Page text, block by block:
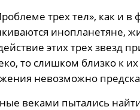
трех тел», как и
инопланетяне,
этих трех звезд
то слишком близко к
невозможно
веками пытались